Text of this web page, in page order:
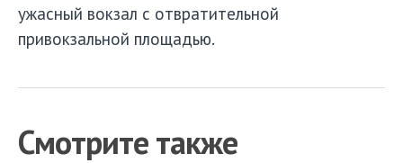
ужасный вокзал с отвратительной
привокзальной площадью.
Смотрите также